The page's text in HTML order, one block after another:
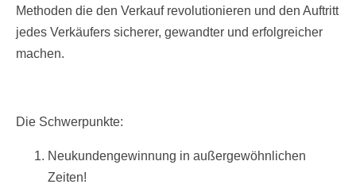
Methoden die den Verkauf revolutionieren und den Auftritt
jedes Verkäufers sicherer, gewandter und erfolgreicher
machen.
Die Schwerpunkte:
Neukundengewinnung in außergewöhnlichen
Zeiten!